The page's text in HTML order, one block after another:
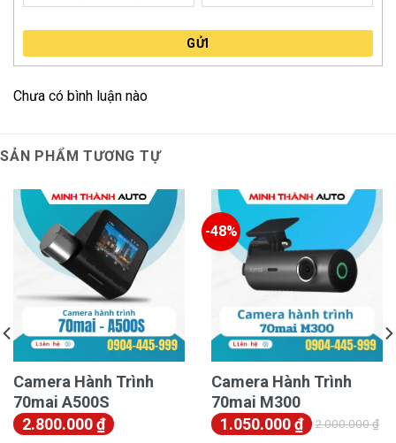
giúp lái xe có bằng chứng trong trường hợp xảy ra
tranh chấp.
Cảnh báo tốc độ :
GỬI
Chưa có bình luận nào
SẢN PHẨM TƯƠNG TỰ
Camera Hành Trình
70mai A500S
2.800.000₫
-48%
Camera Hành Trình
70mai M300
1.050.000₫ 2.000.000₫